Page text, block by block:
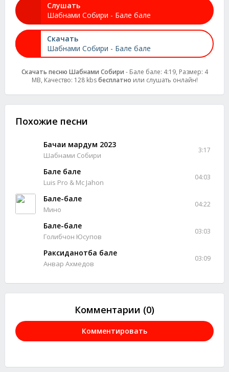
Слушать
Шабнами Собири - Бале бале
Скачать
Шабнами Собири - Бале бале
Скачать песню Шабнами Собири - Бале бале: 4:19, Размер: 4
MB, Качество: 128 kbsбесплатно или слушать онлайн!
Похожие песни
Бачаи мардум 2023
Шабнами Собири
3:17
Бале бале
Luis Pro & Mc Jahon
04:03
Бале-бале
Мино
04:22
Бале-бале
Голибчон Юсупов
03:03
Раксиданотба бале
Анвар Ахмедов
03:09
Комментарии (0)
Комментировать